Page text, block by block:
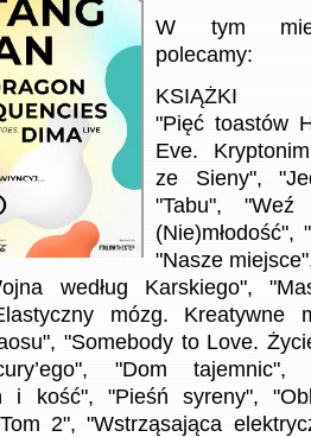
W tym
polecamy:
KSIĄŻKI
"Pięć toastów
Eve.
ze Sieny",
"Tabu",
(Nie)młodość",
"Nasze
według Karskiego",
mózg. Kreatywne
"Somebody to Love.
"Dom tajemnic",
i kość", "Pieśń syreny",
2", "Wstrząsająca